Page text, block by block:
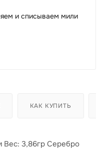
и списываем мили
КАК КУПИТЬ
Вес: 3,86гр Серебро